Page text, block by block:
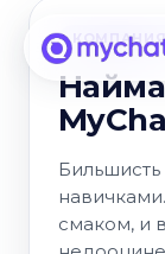
смаком, и